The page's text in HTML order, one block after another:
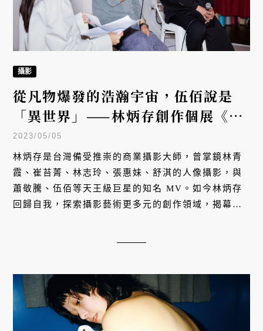
攝影
從凡物爆發的浩瀚宇宙，伍佰說是
「異世界」——林炳存創作個展《蒼
藍小點》
2023/05/05
林炳存是台灣備受推崇的商業攝影大師，曾掌鏡林青
霞、崔苔菁、林志玲、張惠妹、舒淇的人像攝影，與
蕭敬騰、伍佰等天王級巨星的知名 MV。如今林炳存
回歸自我，探索攝影藝術更多元的創作領域，揭幕最